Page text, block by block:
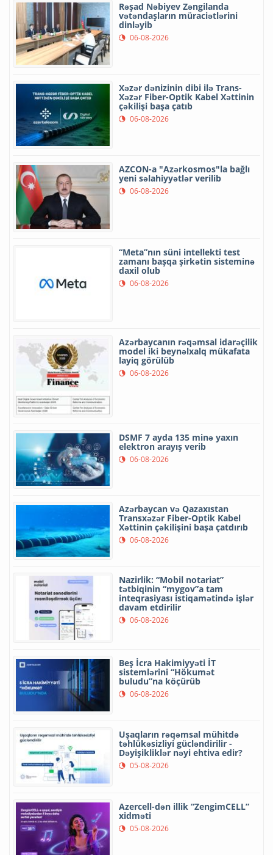
Rəşad Nəbiyev Zəngilanda
vətəndaşların müraciətlərini
dinləyib
06-08-2026
Xəzər dənizinin dibi ilə Trans-
Xəzər Fiber-Optik Kabel Xəttinin
çəkilişi başa çatıb
06-08-2026
AZCON-a "Azərkosmos"la bağlı
yeni səlahiyyətlər verilib
06-08-2026
“Meta”nın süni intellekti test
zamanı başqa şirkətin sisteminə
daxil olub
06-08-2026
Azərbaycanın rəqəmsal idarəçilik
model iki beynəlxalq mükafata
layiq görülüb
06-08-2026
DSMF 7 ayda 135 minə yaxın
elektron arayış verib
06-08-2026
Azərbaycan və Qazaxıstan
Transxəzər Fiber-Optik Kabel
Xəttinin çəkilişini başa çatdırıb
06-08-2026
Nazirlik: “Mobil notariat”
tətbiqinin “mygov”a tam
inteqrasiyası istiqamətində işlər
davam etdirilir
06-08-2026
Beş İcra Hakimiyyəti İT
sistemlərini “Hökumət
buludu”na köçürüb
06-08-2026
Uşaqların rəqəmsal mühitdə
təhlükəsizliyi gücləndirilir -
Dəyişikliklər nəyi ehtiva edir?
05-08-2026
Azercell-dən illik “ZengimCELL”
xidməti
05-08-2026